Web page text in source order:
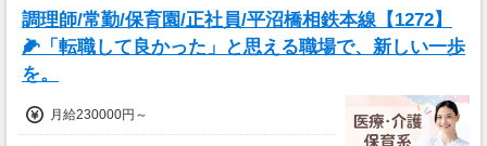
調理師/常勤/保育園/正社員/平沼橋相鉄本線【1272】
🌽「転職して良かった」と思える職場で、新しい一歩
を。
月給230000円～